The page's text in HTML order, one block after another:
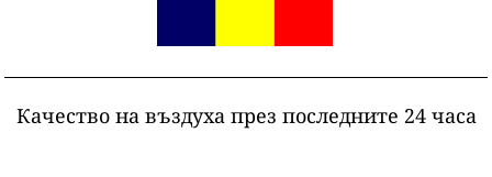
Качество на въздуха през последните 24 часа